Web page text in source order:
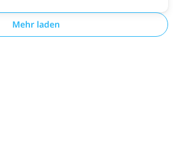
Mehr laden